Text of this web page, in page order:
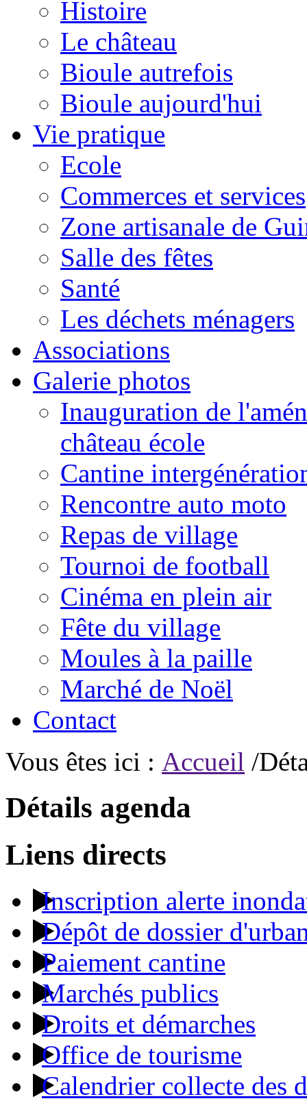
Histoire
Le château
Bioule autrefois
Bioule aujourd'hui
Vie pratique
Ecole
Commerces et services
Zone artisanale de
Salle des fêtes
Santé
Les déchets ménagers
Associations
Galerie photos
Inauguration de
château école
Cantine
Rencontre auto moto
Repas de village
Tournoi de football
Cinéma en plein air
Fête du village
Moules à la paille
Marché de Noël
Contact
Vous êtes ici : Accueil /
Détails agenda
Liens directs
Inscription alerte
Dépôt de dossier
Paiement cantine
Marchés publics
Droits et démarches
Office de tourisme
Calendrier collecte des